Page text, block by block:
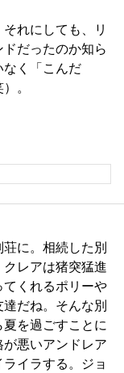
れにしても、リ
だったのか知ら
なく「こんだ
。
に。相続した別
レアは猪突猛進
てくれるポリーや
だね。そんな別
を過ごすことに
悪いアンドレア
イラする。ジョ